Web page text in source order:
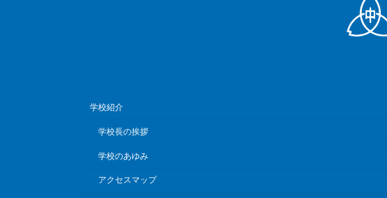
学校紹介
学校長の挨拶
学校のあゆみ
アクセスマップ